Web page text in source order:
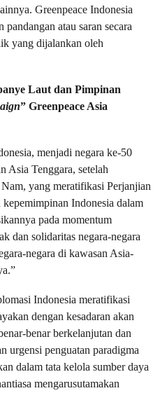
Greenpeace Indonesia
atau saran secara
yang dijalankan oleh
Laut dan Pimpinan
” Greenpeace Asia
menjadi negara ke-50
Asia Tenggara, setelah
yang meratifikasi Perjanjian
Indonesia dalam
pada momentum
dan solidaritas negara-negara
negara di kawasan Asia-
Indonesia meratifikasi
dengan kesadaran akan
benar berkelanjutan dan
urgensi penguatan paradigma
dalam tata kelola sumber daya
mengarusutamakan